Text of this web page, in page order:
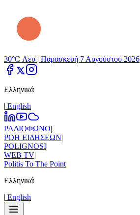
30°C Λευ | Παρασκευή 7 Αυγούστου 2026
Ελληνικά
| Εnglish
ΡΑΔΙΟΦΩΝΟ|
ΡΟΗ ΕΙΔΗΣΕΩΝ|
POLIGNOSI|
WEB TV|
Politis To The Point
Ελληνικά
| Εnglish